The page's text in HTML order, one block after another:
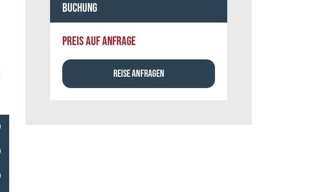
Buchung
PREIS AUF ANFRAGE
REISE ANFRAGEN